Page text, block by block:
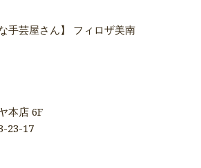
手芸屋さん】 フィロザ美南
本店 6F
23-17